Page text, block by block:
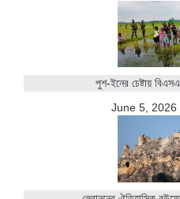
পুশ-ইনের চেষ্টায়
June 5, 2026